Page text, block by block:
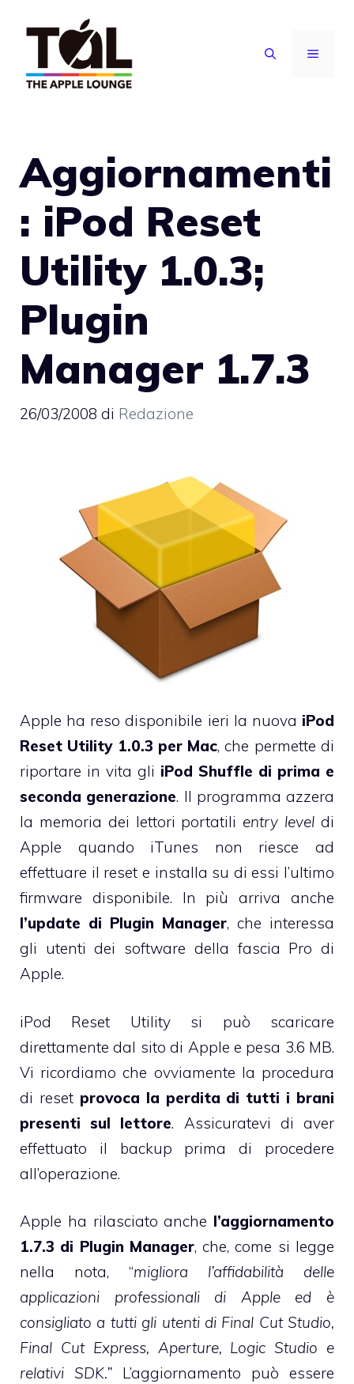
contenuto
MENU
Aggiornamenti
: iPod Reset
Utility 1.0.3;
Plugin
Manager 1.7.3
26/03/2008 di Redazione
Apple ha reso disponibile ieri la nuova iPod
Reset Utility 1.0.3 per Mac, che permette di
riportare in vita gli iPod Shuffle di prima e
seconda generazione. Il programma azzera
la memoria dei lettori portatili entry leveldi
Apple quando iTunes non riesce ad
effettuare il reset e installa su di essi l’ultimo
firmware disponibile. In più arriva anche
l’update di Plugin Manager, che interessa
gli utenti dei software della fascia Pro di
Apple.
iPod Reset Utility si può scaricare
direttamentedal sito di Apple e pesa 3.6 MB.
Vi ricordiamo che ovviamente la procedura
di reset provoca la perdita di tutti i brani
presenti sul lettore. Assicuratevi di aver
effettuato il backup prima di procedere
all’operazione.
Apple ha rilasciato anche l’aggiornamento
1.7.3 di Plugin Manager, che, come si legge
nella nota, “migliora l’affidabilità delle
applicazioni professionali di Apple ed è
consigliato a tutti gli utenti di Final Cut Studio,
Final Cut Express, Aperture, Logic Studio e
relativi SDK.” L’aggiornamento può essere